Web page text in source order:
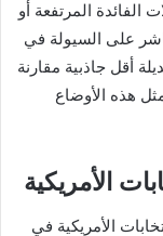
الفائدة المرتفعة أو
على السيولة في
أقل جاذبية مقارنة
مثل هذه الأوضاع
الأمريكية
الأمريكية في